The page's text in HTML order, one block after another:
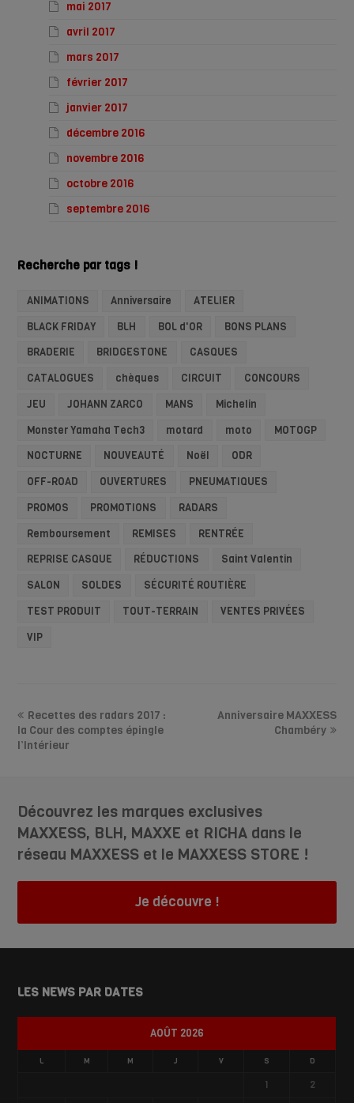
mai 2017
avril 2017
mars 2017
février 2017
janvier 2017
décembre 2016
novembre 2016
octobre 2016
septembre 2016
Recherche par tags !
ANIMATIONS Anniversaire
ATELIER
BLACK FRIDAY
BLH BOL d'OR
BONS PLANS
BRADERIE
BRIDGESTONE
CASQUES
CATALOGUES
chèques CIRCUIT
CONCOURS
JEU
JOHANN ZARCO MANS
Michelin
Monster Yamaha Tech3
motard moto
MOTOGP
NOCTURNE
NOUVEAUTÉ Noël
ODR
OFF-ROAD
OUVERTURES
PNEUMATIQUES
PROMOS
PROMOTIONS
RADARS
Remboursement
REMISES
RENTRÉE
REPRISE CASQUE
RÉDUCTIONS
Saint Valentin
SALON
SOLDES
SÉCURITÉ ROUTIÈRE
TEST PRODUIT
TOUT-TERRAIN
VENTES PRIVÉES
VIP
Recettes des radars 2017 :
la Cour des comptes épingle
l’Intérieur
Anniversaire MAXXESS
Chambéry
Découvrez les marques exclusives
MAXXESS, BLH, MAXXE et RICHA dans le
réseau MAXXESS et le MAXXESS STORE !
Je découvre !
LES NEWS PAR DATES
AOÛT 2026
L M M J V S D
1
2